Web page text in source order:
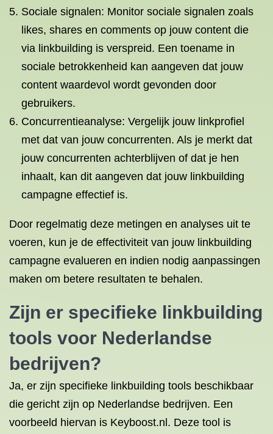
Sociale signalen: Monitor sociale signalen zoals
likes, shares en comments op jouw content die
via linkbuilding is verspreid. Een toename in
sociale betrokkenheid kan aangeven dat jouw
content waardevol wordt gevonden door
gebruikers.
Concurrentieanalyse: Vergelijk jouw linkprofiel
met dat van jouw concurrenten. Als je merkt dat
jouw concurrenten achterblijven of dat je hen
inhaalt, kan dit aangeven dat jouw linkbuilding
campagne effectief is.
Door regelmatig deze metingen en analyses uit te
voeren, kun je de effectiviteit van jouw linkbuilding
campagne evalueren en indien nodig aanpassingen
maken om betere resultaten te behalen.
Zijn er specifieke linkbuilding
tools voor Nederlandse
bedrijven?
Ja, er zijn specifieke linkbuilding tools beschikbaar
die gericht zijn op Nederlandse bedrijven. Een
voorbeeld hiervan is Keyboost.nl. Deze tool is